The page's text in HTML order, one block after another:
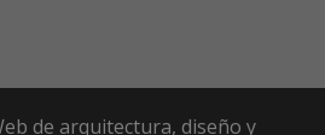
de arquitectura, diseño y